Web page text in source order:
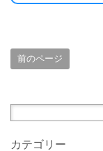
前のページ
カテゴリー